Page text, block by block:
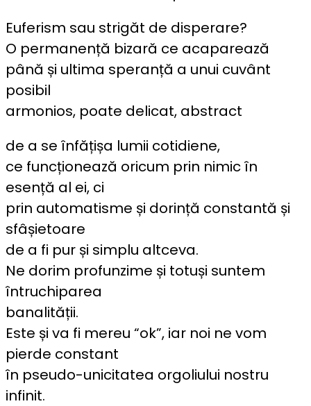
Euferism sau strigăt de disperare?
O permanență bizară ce acaparează
până și ultima speranță a unui cuvânt
posibil
armonios, poate delicat, abstract
de a se înfățișa lumii cotidiene,
ce funcționează oricum prin nimic în
esență al ei, ci
prin automatisme și dorință constantă și
sfâșietoare
de a fi pur și simplu altceva.
Ne dorim profunzime și totuși suntem
întruchiparea
banalității.
Este și va fi mereu “ok”, iar noi ne vom
pierde constant
în pseudo-unicitatea orgoliului nostru
infinit.